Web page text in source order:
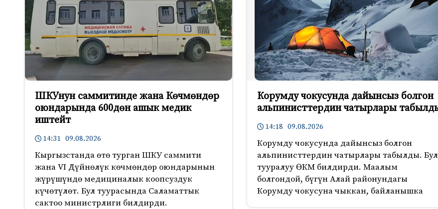
ШКУнун саммитинде жана Көчмөндөр
оюндарында 600дөн ашык медик
иштейт
14:31 09.08.2026
Кыргызстанда өтө турган ШКУ саммити
жана VI Дүйнөлүк көчмөндөр оюндарынын
жүрүшүндө медициналык коопсуздук
күчөтүлөт. Бул туурасында Саламаттык
сактоо министрлиги билдирди.
Корумду чокусунда дайынсыз болгон
альпинисттердин чатырлары
14:18 09.08.2026
Корумду чокусунда дайынсыз болгон
альпинисттердин чатырлары табылды. Бул
тууралуу ӨКМ билдирди. Маалым
болгондой, бүгүн Алай районундагы
Корумду чокусуна чыккан, байланышка